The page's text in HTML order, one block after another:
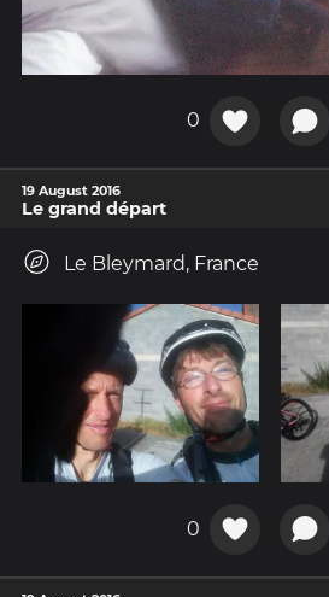
0
19 August 2016
Le grand départ
Le Bleymard, France
0